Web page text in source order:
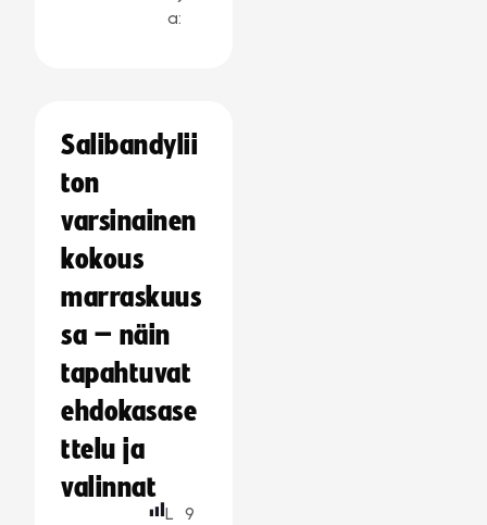
a:
Salibandylii
ton
varsinainen
kokous
marraskuus
sa – näin
tapahtuvat
ehdokasase
ttelu ja
valinnat
L 9